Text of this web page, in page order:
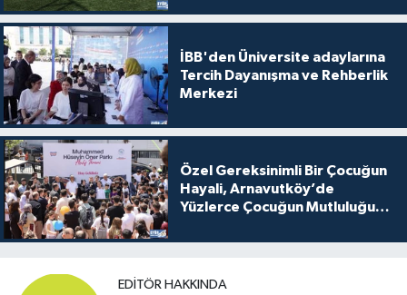
İBB'den Üniversite adaylarına
Tercih Dayanışma ve Rehberlik
Merkezi
Özel Gereksinimli Bir Çocuğun
Hayali, Arnavutköy’de
Yüzlerce Çocuğun Mutluluğu
EDITÖR HAKKINDA